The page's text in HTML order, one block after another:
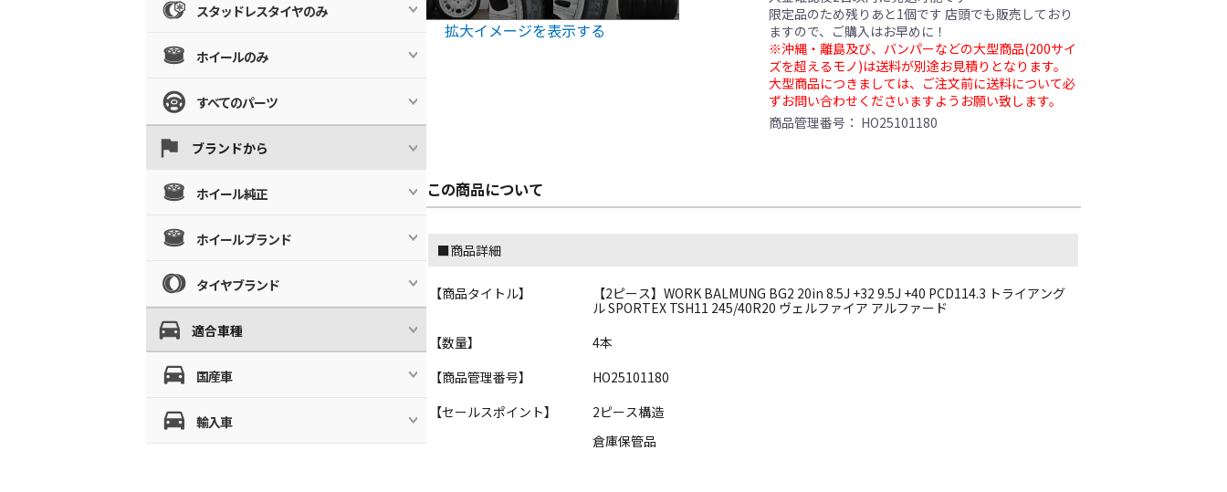
拡大イメージを表示する
限定品のため残りあと1個です 店頭でも販売しており
ますので、ご購入はお早めに！
※沖縄・離島及び、バンパーなどの大型商品(200サイ
ズを超えるモノ)は送料が別途お見積りとなります。
大型商品につきましては、ご注文前に送料について必
ずお問い合わせくださいますようお願い致します。
商品管理番号： HO25101180
この商品について
■商品詳細
【商品タイトル】
【2ピース】WORK BALMUNG BG2 20in 8.5J +32 9.5J +40 PCD114.3 トライアング
ル SPORTEX TSH11 245/40R20 ヴェルファイア アルファード
【数量】
4本
【商品管理番号】
HO25101180
【セールスポイント】
2ピース構造
倉庫保管品
スタッドレスタイヤのみ
ホイールのみ
すべてのパーツ
ブランドから
ホイール純正
ホイールブランド
タイヤブランド
適合車種
国産車
輸入車